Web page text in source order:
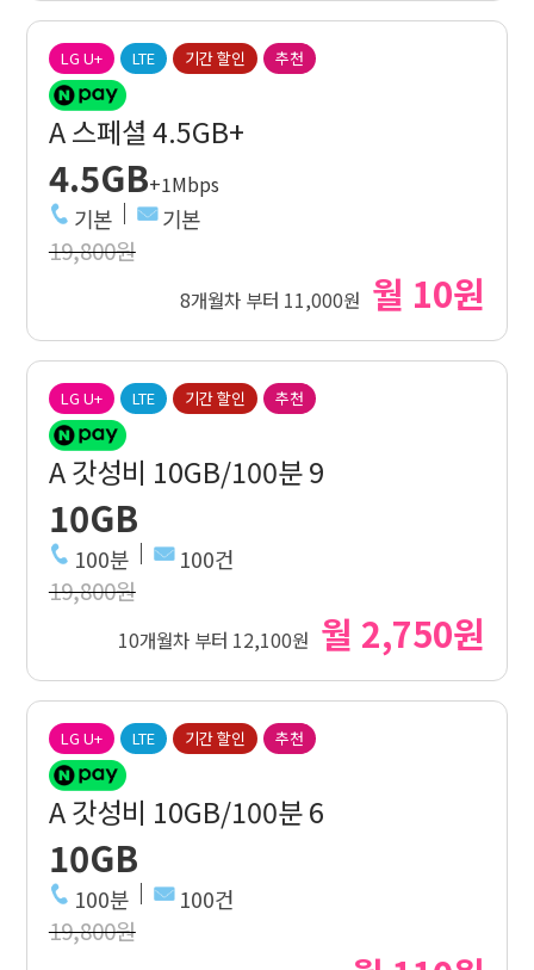
LG U+ LTE 기간 할인 추천
A 스페셜 4.5GB+
4.5GB+1Mbps
기본 기본
19,800원
8개월차 부터 11,000원 월 10원
LG U+ LTE 기간 할인 추천
A 갓성비 10GB/100분 9
10GB
100분 100건
19,800원
10개월차 부터 12,100원 월 2,750원
LG U+ LTE 기간 할인 추천
A 갓성비 10GB/100분 6
10GB
100분 100건
19,800원